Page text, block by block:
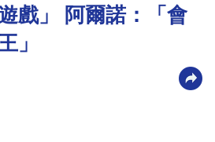
戲」 阿爾諾：「會
」